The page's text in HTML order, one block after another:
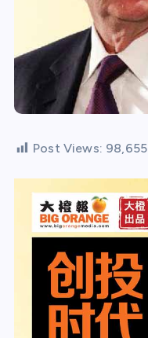
Post Views: 98,655